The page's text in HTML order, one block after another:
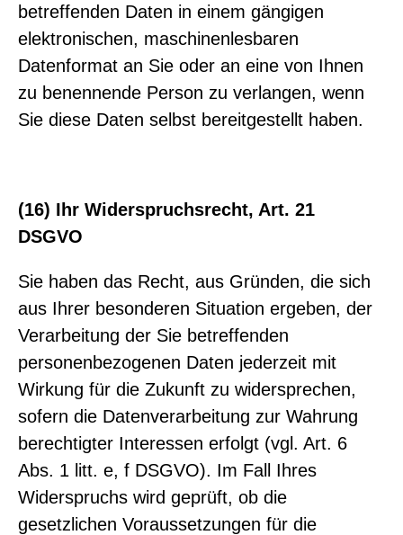
betreffenden Daten in einem gängigen
elektronischen, maschinenlesbaren
Datenformat an Sie oder an eine von Ihnen
zu benennende Person zu verlangen, wenn
Sie diese Daten selbst bereitgestellt haben.
(16) Ihr Widerspruchsrecht, Art. 21
DSGVO
Sie haben das Recht, aus Gründen, die sich
aus Ihrer besonderen Situation ergeben, der
Verarbeitung der Sie betreffenden
personenbezogenen Daten jederzeit mit
Wirkung für die Zukunft zu widersprechen,
sofern die Datenverarbeitung zur Wahrung
berechtigter Interessen erfolgt (vgl. Art. 6
Abs. 1 litt. e, f DSGVO). Im Fall Ihres
Widerspruchs wird geprüft, ob die
gesetzlichen Voraussetzungen für die